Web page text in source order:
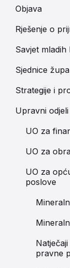
Objava
Rješenje o
Savjet mladih
Sjednice
Strategije i
Upravni odjeli
UO za
UO za
UO za
poslove
pravne